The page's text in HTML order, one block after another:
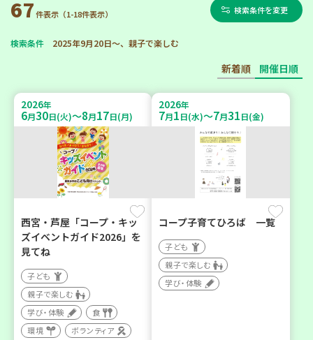
67件表示（1-18件表示） 検索条件を変更
検索条件 2025年9月20日～、親子で楽しむ
新着順 開催日順
2026年
6月30日(火)～8月17日(月)
西宮・芦屋「コープ・キッ
ズイベントガイド2026」を
見てね
子ども
親子で楽しむ
学び・体験
食
環境
ボランティア
2026年
7月1日(水)～7月31日(金)
コープ子育てひろば 一覧
子ども
親子で楽しむ
学び・体験